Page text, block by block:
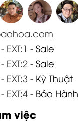
EXT:1 - Sale
EXT:2- Sale
EXT:3 - Kỹ Thuật
EXT:4- Bảo Hành
việc